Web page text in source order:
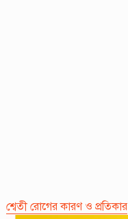
শ্বেতী রোগের কারণ ও প্রতিকার